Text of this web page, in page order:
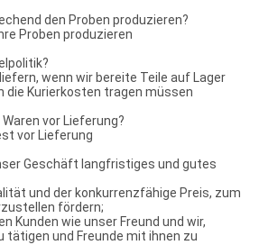
den Proben produzieren?
Proben produzieren
wenn wir bereite Teile auf Lager
die Kurierkosten tragen müssen
vor Lieferung?
vor Lieferung
Geschäft langfristiges und gutes
und der konkurrenzfähige Preis, zum
fördern;
Kunden wie unser Freund und wir,
und Freunde mit ihnen zu